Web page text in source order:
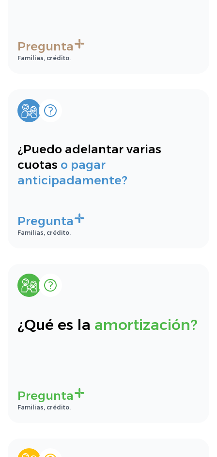
Pregunta
Familias, crédito.
¿Puedo adelantar varias
cuotas o pagar
anticipadamente?
Pregunta
Familias, crédito.
¿Qué es la amortización?
Pregunta
Familias, crédito.